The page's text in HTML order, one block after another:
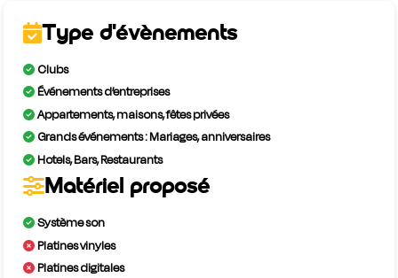
Type d'évènements
Clubs
Événements d’entreprises
Appartements, maisons, fêtes privées
Grands événements : Mariages, anniversaires
Hotels, Bars, Restaurants
Matériel proposé
Système son
Platines vinyles
Platines digitales